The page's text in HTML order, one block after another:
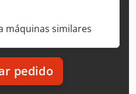
máquinas similares
pedido